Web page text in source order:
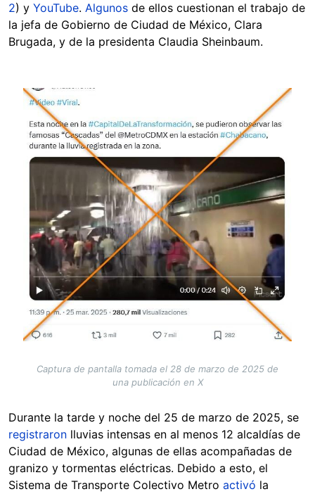
2) y YouTube. Algunos de ellos cuestionan el trabajo de
la jefa de Gobierno de Ciudad de México, Clara
Brugada, y de la presidenta Claudia Sheinbaum.
Image
Captura de pantalla tomada el 28 de marzo de 2025 de
una publicación en X
Durante la tarde y noche del 25 de marzo de 2025, se
registraron lluvias intensas en al menos 12 alcaldías de
Ciudad de México, algunas de ellas acompañadas de
granizo y tormentas eléctricas. Debido a esto, el
Sistema de Transporte Colectivo Metro activó la